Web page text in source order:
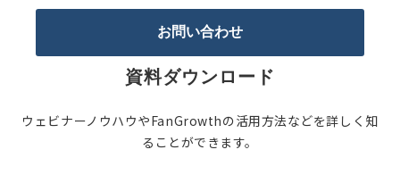
お問い合わせ
資料ダウンロード
ウェビナーノウハウやFanGrowthの活用方法などを詳しく知
ることができます。